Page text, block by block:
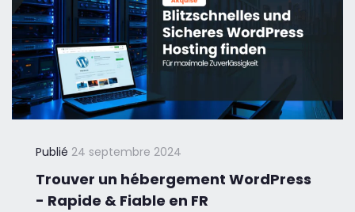
Publié 24 septembre 2024
Trouver un hébergement WordPress
- Rapide & Fiable en FR